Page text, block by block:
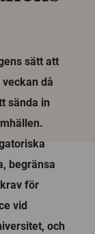
sätt att
då
sända in
begränsa
för
vid
och